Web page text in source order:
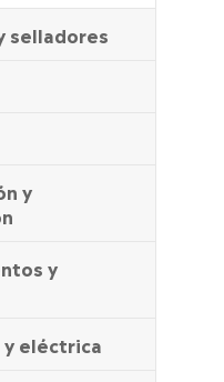
selladores
y
y
eléctrica